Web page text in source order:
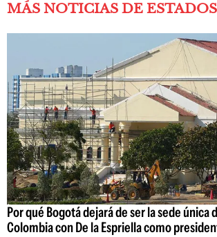
MÁS NOTICIAS DE
Por qué Bogotá dejará de ser la sede única
Colombia con De la Espriella como